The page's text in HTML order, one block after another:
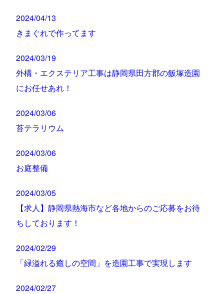
2024/04/13
きまぐれで作ってます
2024/03/19
外構・エクステリア工事は静岡県田方郡の飯塚造園
にお任せあれ！
2024/03/06
苔テラリウム
2024/03/06
お庭整備
2024/03/05
【求人】静岡県熱海市など各地からのご応募をお待
ちしております！
2024/02/29
「緑溢れる癒しの空間」を造園工事で実現します
2024/02/27